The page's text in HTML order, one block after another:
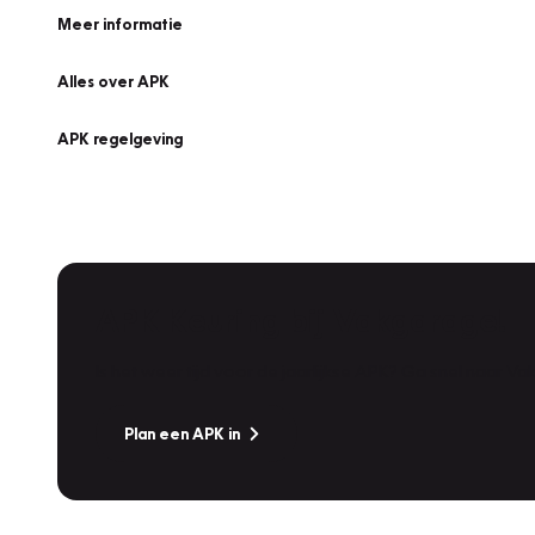
Meer informatie
Alles over APK
APK regelgeving
Plan een APK in